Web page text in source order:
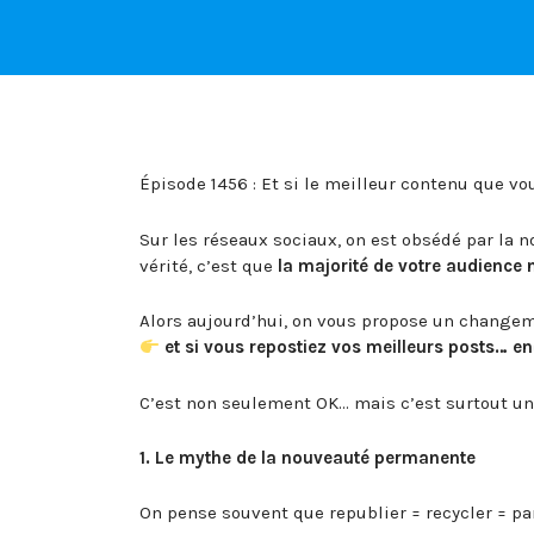
Épisode 1456 : Et si le meilleur contenu que
Sur les réseaux sociaux, on est obsédé par la
vérité, c’est que la majorité de votre audience
Alors aujourd’hui, on vous propose un
et si vous repostiez vos meilleurs posts…
C’est non seulement OK… mais c’est surtout
1. Le mythe de la nouveauté permanente
On pense souvent que republier = recycler =